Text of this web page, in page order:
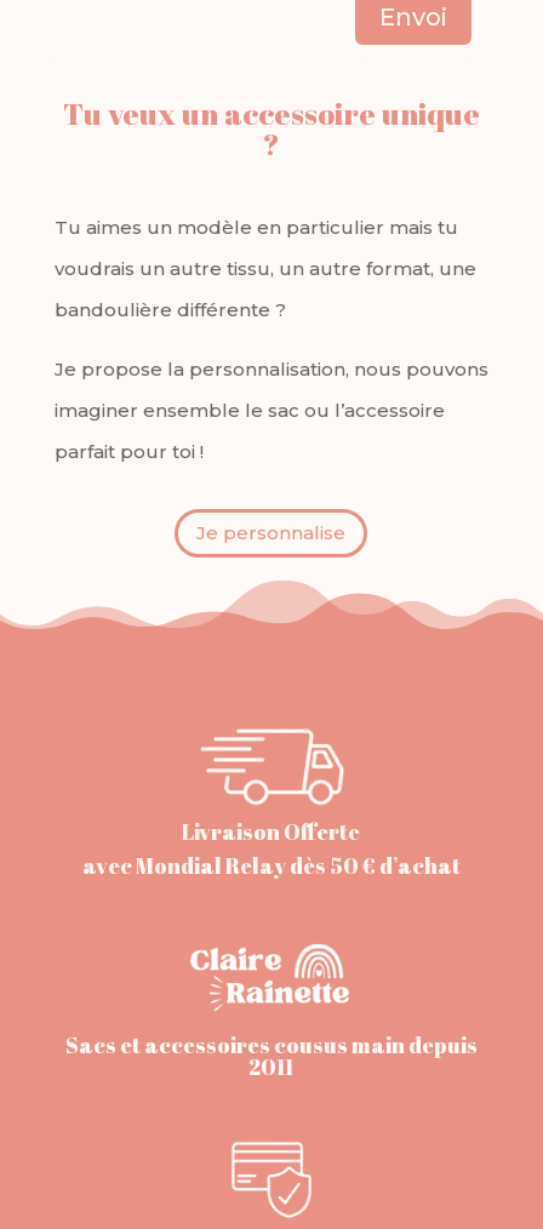
Envoi
Tu veux un accessoire unique
?
Tu aimes un modèle en particulier mais tu
voudrais un autre tissu, un autre format, une
bandoulière différente ?
Je propose la personnalisation, nous pouvons
imaginer ensemble le sac ou l’accessoire
parfait pour toi !
Je personnalise
Livraison Offerte
avec Mondial Relay dès 50 € d’achat
Sacs et accessoires cousus main depuis
2011